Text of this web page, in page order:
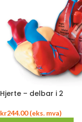
Hjerte – delbar i 2
kr244.00(eks. mva)